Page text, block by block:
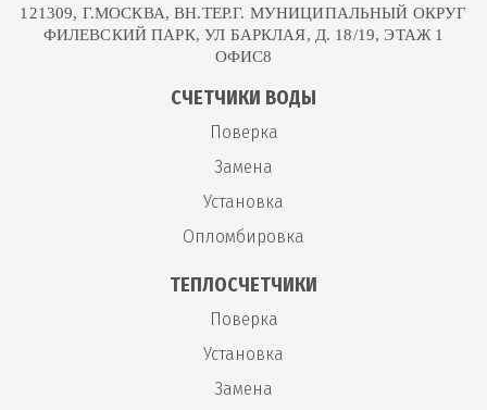
121309, Г.МОСКВА, ВН.ТЕР.Г. МУНИЦИПАЛЬНЫЙ ОКРУГ
ФИЛЕВСКИЙ ПАРК, УЛ БАРКЛАЯ, Д. 18/19, ЭТАЖ 1
ОФИС8
СЧЕТЧИКИ ВОДЫ
Поверка
Замена
Установка
Опломбировка
ТЕПЛОСЧЕТЧИКИ
Поверка
Установка
Замена